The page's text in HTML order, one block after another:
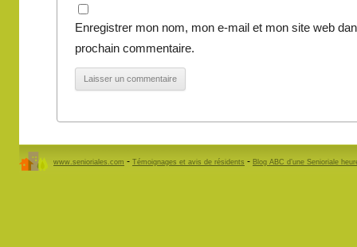
Enregistrer mon nom, mon e-mail et mon site web
prochain commentaire.
www.senioriales.com - Témoignages et avis de résidents - Blog ABC d’une Senioriale